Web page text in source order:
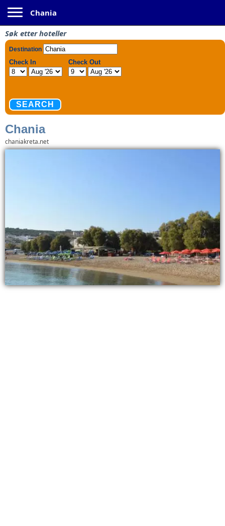
Chania
Søk etter hoteller
Chania
chaniakreta.net